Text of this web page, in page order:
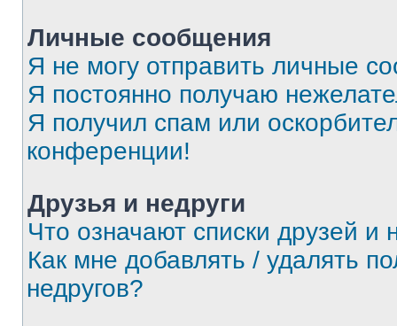
Личные сообщения
Я не могу отправить личные
Я постоянно получаю
Я получил спам или
конференции!
Друзья и недруги
Что означают списки друзей и
Как мне добавлять / удалять
недругов?